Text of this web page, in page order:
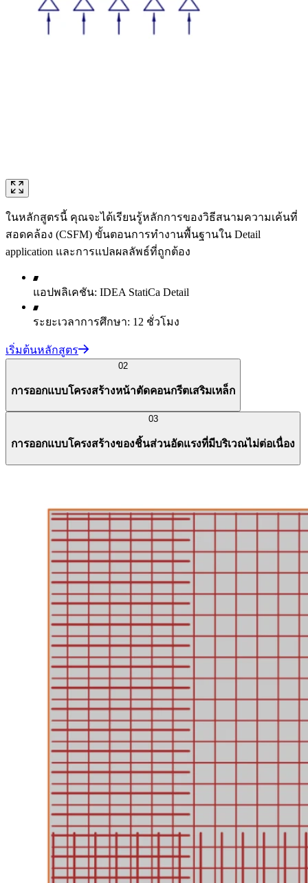
ในหลักสูตรนี้ คุณจะได้เรียนรู้หลักการของวิธีสนามความเค้นที่
สอดคล้อง (CSFM) ขั้นตอนการทำงานพื้นฐานใน Detail
application และการแปลผลลัพธ์ที่ถูกต้อง
แอปพลิเคชัน: IDEA StatiCa Detail
ระยะเวลาการศึกษา: 12 ชั่วโมง
เริ่มต้นหลักสูตร
02
การออกแบบโครงสร้างหน้าตัดคอนกรีตเสริมเหล็ก
03
การออกแบบโครงสร้างของชิ้นส่วนอัดแรงที่มีบริเวณไม่ต่อเนื่อง